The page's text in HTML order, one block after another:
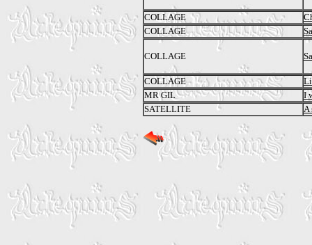
COLLAGE
COLLAGE
COLLAGE
COLLAGE
MR GIL
I
SATELLITE
A